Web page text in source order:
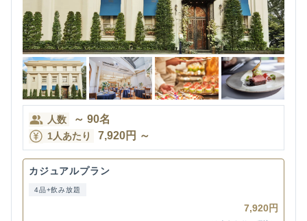
人数 ～ 90名
1人あたり 7,920円 ～
カジュアルプラン
4品+飲み放題
7,920円